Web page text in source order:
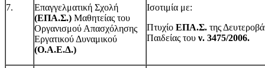
7.
Επαγγελματική Σχολή
(ΕΠΑ.Σ.) Μαθητείας του
Οργανισμού Απασχόλησης
Εργατικού Δυναμικού
(Ο.Α.Ε.Δ.)
Ισοτιμία με:
Πτυχίο ΕΠΑ.Σ. της
Παιδείας του ν. 3475/2006.